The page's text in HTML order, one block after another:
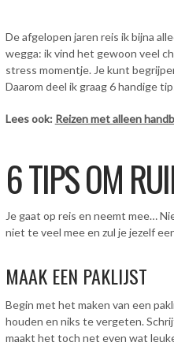
De afgelopen jaren reis ik bijna
wegga: ik vind het gewoon veel
stress momentje. Je kunt
Daarom deel ik graag 6 handige
Lees ook: Reizen met alleen
6 TIPS OM
Je gaat op reis en neemt mee…
niet te veel mee en zul je jezelf
MAAK EEN PAKLIJST
Begin met het maken van een
houden en niks te vergeten.
maakt het toch net even wat